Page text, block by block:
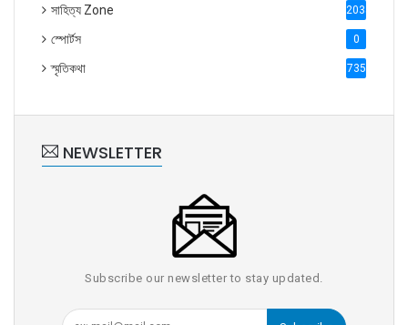
সাহিত্য Zone 2035
স্পোর্টস 0
স্মৃতিকথা 735
NEWSLETTER
Subscribe our newsletter to stay updated.